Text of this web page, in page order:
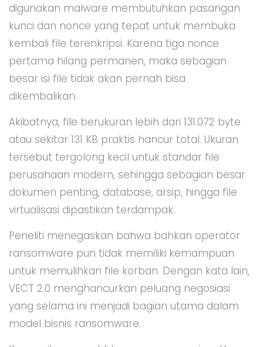
digunakan malware membutuhkan pasangan
kunci dan nonce yang tepat untuk membuka
kembali file terenkripsi. Karena tiga nonce
pertama hilang permanen, maka sebagian
besar isi file tidak akan pernah bisa
dikembalikan.
Akibatnya, file berukuran lebih dari 131.072 byte
atau sekitar 131 KB praktis hancur total. Ukuran
tersebut tergolong kecil untuk standar file
perusahaan modern, sehingga sebagian besar
dokumen penting, database, arsip, hingga file
virtualisasi dipastikan terdampak.
Peneliti menegaskan bahwa bahkan operator
ransomware pun tidak memiliki kemampuan
untuk memulihkan file korban. Dengan kata lain,
VECT 2.0 menghancurkan peluang negosiasi
yang selama ini menjadi bagian utama dalam
model bisnis ransomware.